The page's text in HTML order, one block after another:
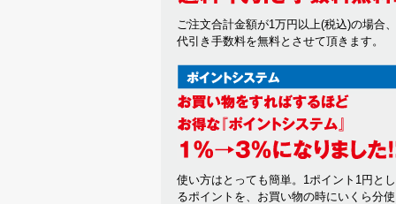
ご注文合計金額が1万円以上(税込)の場合
代引き手数料を無料とさせて頂きます。
使い方はとっても簡単。1ポイント1円と
るポイントを、お買い物の時にいくら分